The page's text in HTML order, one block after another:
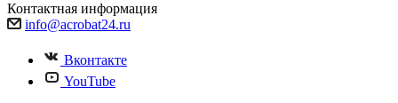
Контактная информация
info@acrobat24.ru
Вконтакте
YouTube